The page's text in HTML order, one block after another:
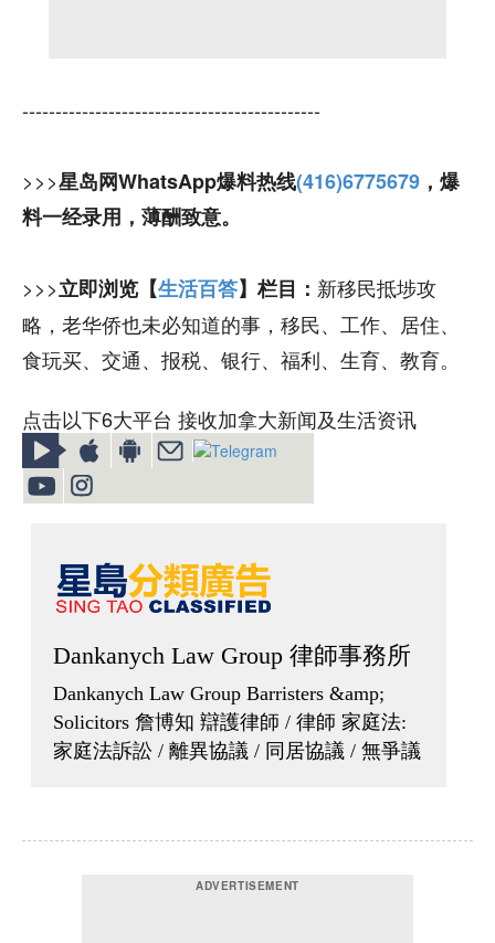
---------------------------------------------
>>>星岛网WhatsApp爆料热线(416)6775679 ，爆
料一经录用，薄酬致意。
>>>立即浏览【生活百答】栏目： 新移民抵埗攻
略，老华侨也未必知道的事，移民、工作、居住、
食玩买、交通、报税、银行、福利、生育、教育。
点击以下6大平台 接收加拿大新闻及生活资讯